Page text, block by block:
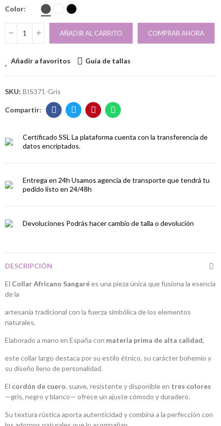
Color
AÑADIR AL CARRITO COMPRAR AHORA
Añadir a favoritos Guía de tallas
SKU: BIS371-Gris
Certificado SSL La plataforma cuenta con la transferencia de
datos encriptados.
Entrega en 24h Usamos agencia de transporte que tendrá tu
pedido listo en 24/48h
Devoluciones Podrás hacer cambio de talla o devolución
DESCRIPCIÓN
El Collar Africano Sangarées una pieza única que fusiona la esencia
de la
artesanía tradicional con la fuerza simbólica de los elementos
naturales.
Elaborado a mano en España con materia prima de alta calidad,
este collar largo destaca por su estilo étnico, su carácter bohemio y
su diseño lleno de personalidad.
El cordón de cuero, suave, resistente y disponible en tres colores
—gris, negro y blanco— ofrece un ajuste cómodo y duradero.
Su textura rústica aporta autenticidad y combina a la perfección con